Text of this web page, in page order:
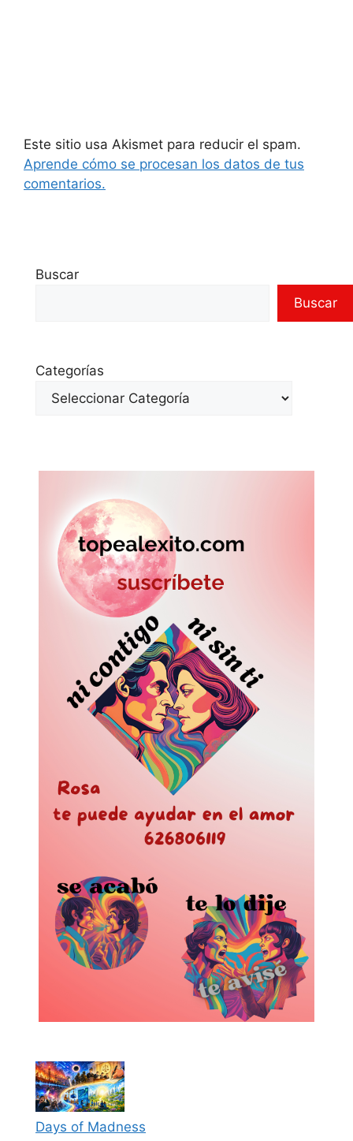
Este sitio usa Akismet para reducir el spam.
Aprende cómo se procesan los datos de tus
comentarios.
Buscar
Buscar
Categorías
Days of Madness